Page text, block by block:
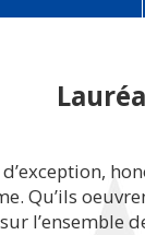
Qu’ils
l’ensemble